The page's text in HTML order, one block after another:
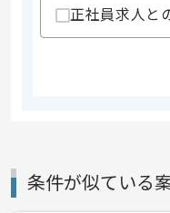
正社員求人と
条件が似ている